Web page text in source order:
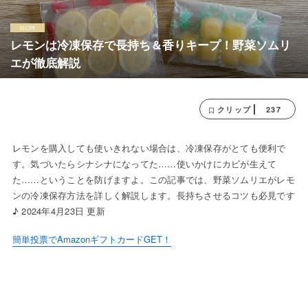
レモンは冷凍保存で長持ち＆香りキープ！野菜ソムリ
エが徹底解説
クリップ 237
レモンを購入しても使いきれない場合は、冷凍保存がとても便利で
す。気づいたらシナシナになってた……使いかけにカビが生えて
た……ということを防げますよ。この記事では、野菜ソムリエがレモ
ンの冷凍保存方法を詳しく解説します。長持ちさせるコツも必見です
♪ 2024年4月23日 更新
簡単投票でAmazonギフトカードGET！